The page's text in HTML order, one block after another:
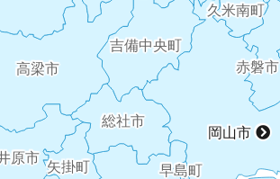
岡山市
早島町
赤磐市
久米南町
原市
矢掛町
総社市
高梁市
吉備中央町